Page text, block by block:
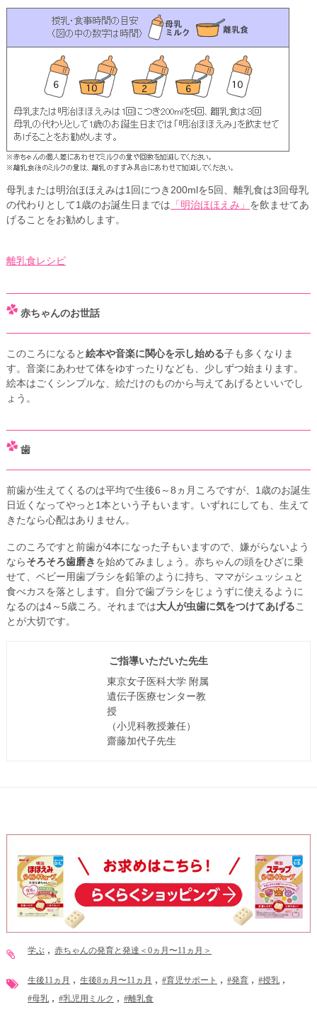
母乳または明治ほほえみは1回につき200mlを5回、離乳食は3回母乳
の代わりとして1歳のお誕生日までは 「明治ほほえみ」 を飲ませてあ
げることをお勧めします。
離乳食レシピ
赤ちゃんのお世話
このころになると絵本や音楽に関心を示し始める子も多くなりま
す。音楽にあわせて体をゆすったりなども、少しずつ始まります。
絵本はごくシンプルな、絵だけのものから与えてあげるといいでし
ょう。
歯
前歯が生えてくるのは平均で生後6～8ヵ月ころですが、1歳のお誕生
日近くなってやっと1本という子もいます。いずれにしても、生えて
きたなら心配はありません。
このころですと前歯が4本になった子もいますので、嫌がらないよう
ならそろそろ歯磨きを始めてみましょう。赤ちゃんの頭をひざに乗
せて、ベビー用歯ブラシを鉛筆のように持ち、ママがシュッシュと
食べカスを落とします。自分で歯ブラシをじょうずに使えるように
なるのは4～5歳ころ。それまでは大人が虫歯に気をつけてあげるこ
とが大切です。
ご指導いただいた先生
東京女子医科大学 附属
遺伝子医療センター教
授
（小児科教授兼任）
齋藤加代子先生
学ぶ 赤ちゃんの発育と発達＜0ヵ月〜11ヵ月＞
生後11ヵ月 生後8ヵ月〜11ヵ月 #育児サポート #発育 #授乳
#母乳 #乳児用ミルク #離乳食